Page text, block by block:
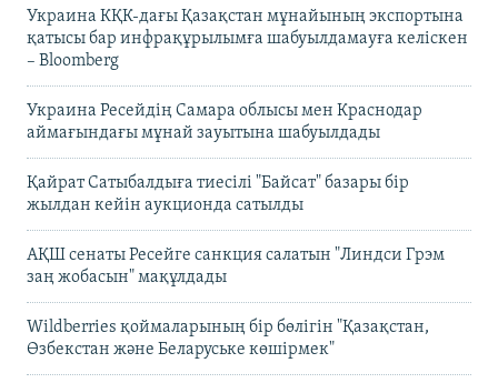
Украина КҚК-дағы Қазақстан мұнайының экспортына
қатысы бар инфрақұрылымға шабуылдамауға келіскен
– Bloomberg
Украина Ресейдің Самара облысы мен Краснодар
аймағындағы мұнай зауытына шабуылдады
Қайрат Сатыбалдыға тиесілі "Байсат" базары бір
жылдан кейін аукционда сатылды
АҚШ сенаты Ресейге санкция салатын "Линдси Грэм
заң жобасын" мақұлдады
Wildberries қоймаларының бір бөлігін "Қазақстан,
Өзбекстан және Беларуське көшірмек"